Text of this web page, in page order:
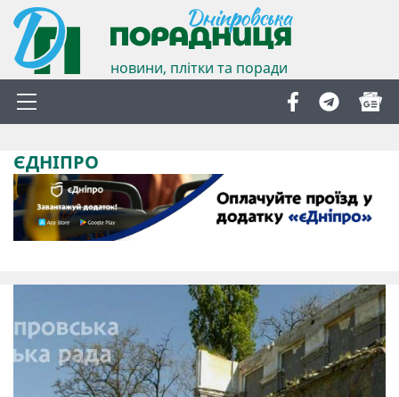
новини, плітки та поради
ЄДНІПРО